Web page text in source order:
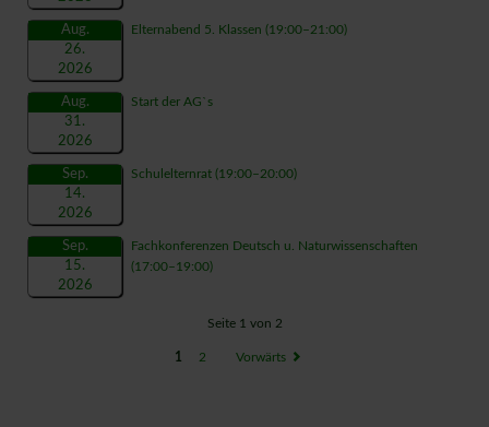
Aug.
26.
2026
Elternabend 5. Klassen(19:00–21:00)
Aug.
31.
2026
Start der AG`s
Sep.
14.
2026
Schulelternrat(19:00–20:00)
Sep.
15.
2026
Fachkonferenzen Deutsch u. Naturwissenschaften
(17:00–19:00)
Seite 1 von 2
1 2 Vorwärts